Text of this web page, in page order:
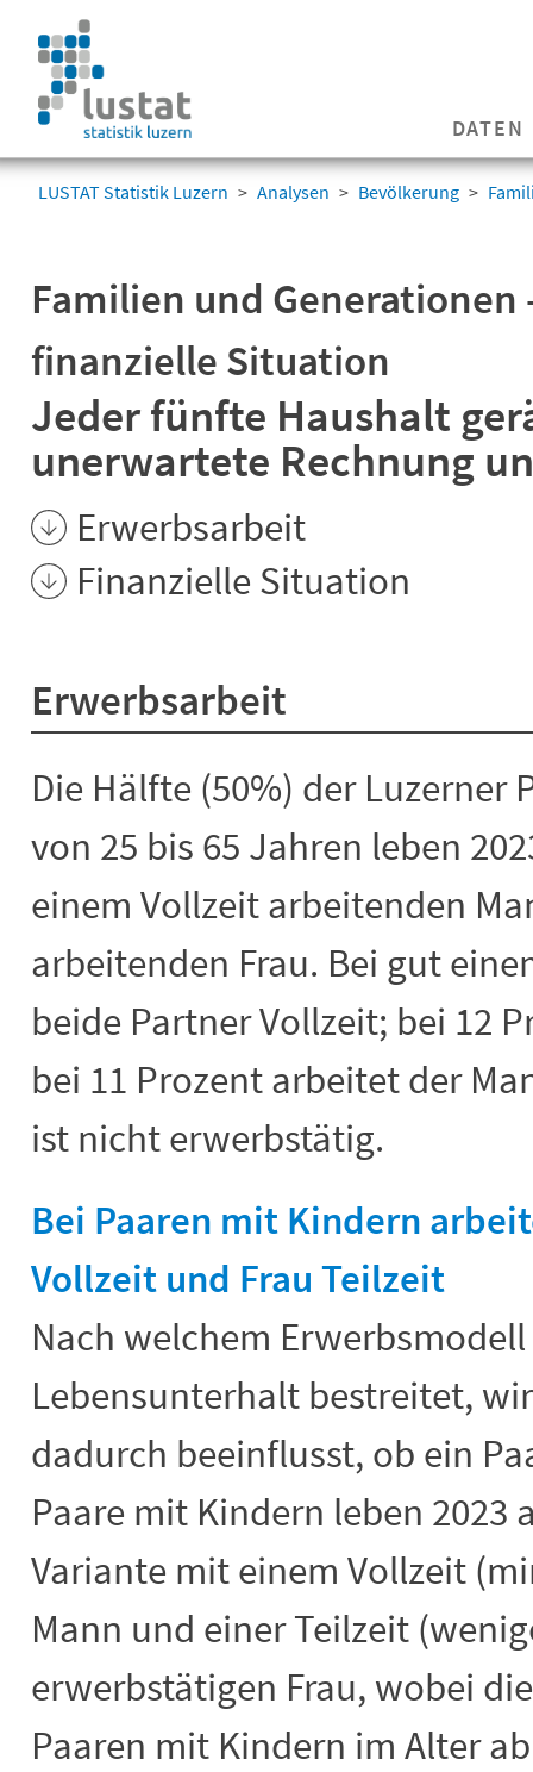
DATEN
LUSTAT Statistik Luzern Analysen Bevölkerung
Familien und
finanzielle Situation
Jeder fünfte Haushalt
unerwartete Rechnung
Erwerbsarbeit
Finanzielle Situation
Erwerbsarbeit
Die Hälfte (50%) der Luzerner
von 25 bis 65 Jahren leben
einem Vollzeit arbeitenden
arbeitenden Frau. Bei gut
beide Partner Vollzeit; bei 12
bei 11 Prozent arbeitet der
ist nicht erwerbstätig.
Bei Paaren mit Kindern
Vollzeit und Frau Teilzeit
Nach welchem
Lebensunterhalt bestreitet,
dadurch beeinflusst, ob ein
Paare mit Kindern leben 2023
Variante mit einem Vollzeit
Mann und einer Teilzeit
erwerbstätigen Frau, wobei
Paaren mit Kindern im Alter